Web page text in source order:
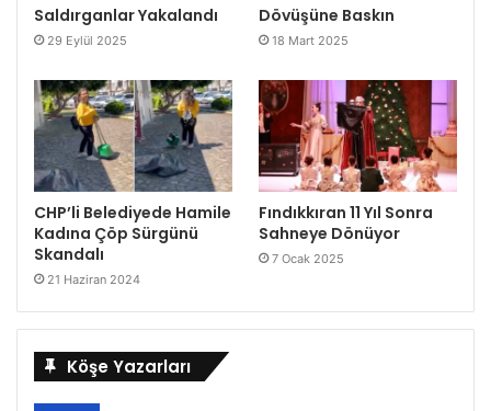
Saldırganlar Yakalandı
29 Eylül 2025
Dövüşüne Baskın
18 Mart 2025
CHP’li Belediyede Hamile
Kadına Çöp Sürgünü
Skandalı
21 Haziran 2024
Fındıkkıran 11 Yıl Sonra
Sahneye Dönüyor
7 Ocak 2025
Köşe Yazarları